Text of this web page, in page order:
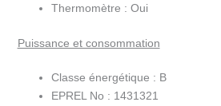
Thermomètre : Oui
Puissance et consommation
Classe énergétique : B
EPREL No : 1431321